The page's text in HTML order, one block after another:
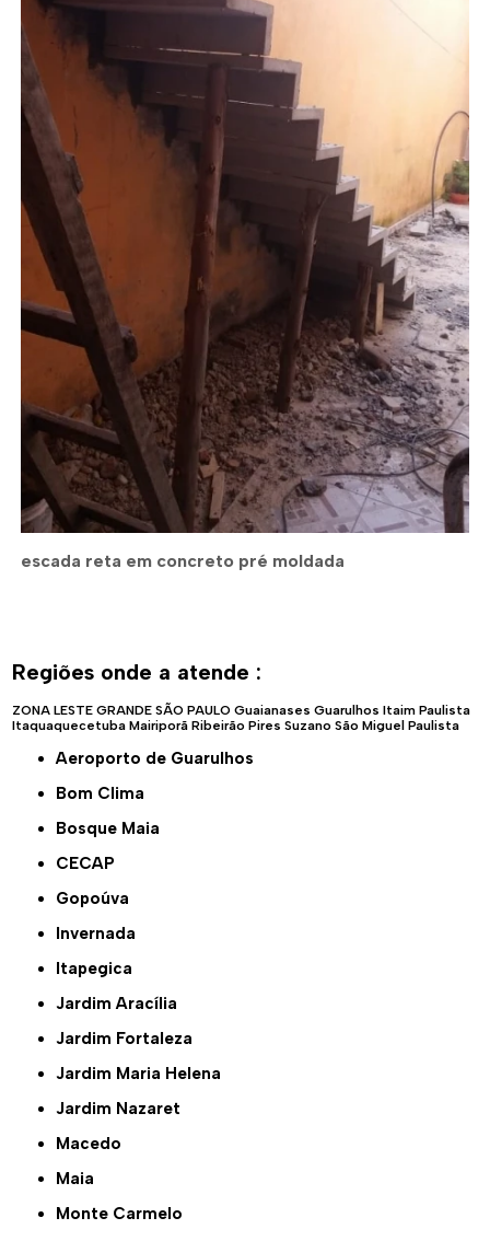
escada reta em concreto pré moldada
Regiões onde a atende :
ZONA LESTE GRANDE SÃO PAULO Guaianases Guarulhos Itaim Paulista
Itaquaquecetuba Mairiporã Ribeirão Pires Suzano São Miguel Paulista
Aeroporto de Guarulhos
Bom Clima
Bosque Maia
CECAP
Gopoúva
Invernada
Itapegica
Jardim Aracília
Jardim Fortaleza
Jardim Maria Helena
Jardim Nazaret
Macedo
Maia
Monte Carmelo